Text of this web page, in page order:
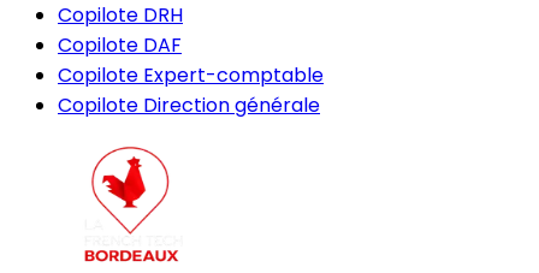
Copilote DRH
Copilote DAF
Copilote Expert-comptable
Copilote Direction générale